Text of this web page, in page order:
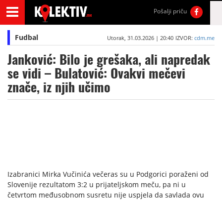
Pošalji priču
Fudbal Utorak, 31.03.2026 | 20:40 IZVOR: cdm.me
Janković: Bilo je grešaka, ali napredak
se vidi – Bulatović: Ovakvi mečevi
znače, iz njih učimo
Izabranici Mirka Vučinića večeras su u Podgorici poraženi od
Slovenije rezultatom 3:2 u prijateljskom meču, pa ni u
četvrtom međusobnom susretu nije uspjela da savlada ovu